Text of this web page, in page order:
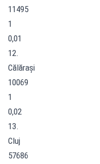
11495
1
0,01
12.
Călărași
10069
1
0,02
13.
Cluj
57686